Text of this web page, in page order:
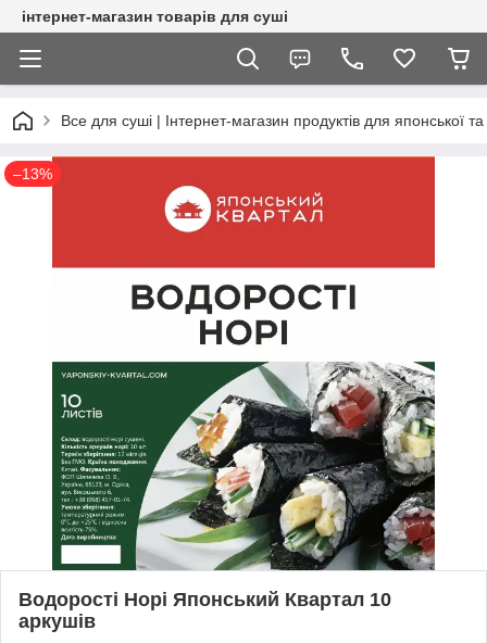
інтернет-магазин товарів для суші
Все для суші | Інтернет-магазин продуктів для японської та
–13%
Водорості Норі Японський Квартал 10
аркушів